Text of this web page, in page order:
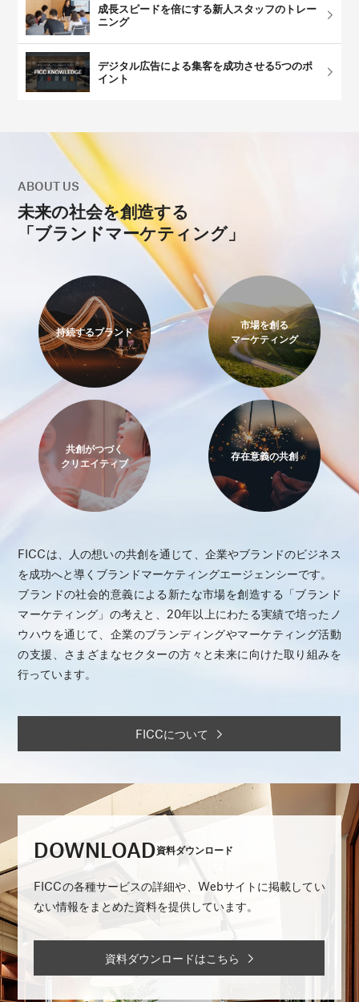
成長スピードを倍にする新人スタッフのトレー
ニング
デジタル広告による集客を成功させる5つのポ
イント
ABOUT US
未来の社会を創造する
「ブランドマーケティング」
持続するブランド
市場を創る
マーケティング
共創がつづく
クリエイティブ
存在意義の共創
FICCは、人の想いの共創を通じて、企業やブランドのビジネス
を成功へと導くブランドマーケティングエージェンシーです。
ブランドの社会的意義による新たな市場を創造する「ブランド
マーケティング」の考えと、20年以上にわたる実績で培ったノ
ウハウを通じて、企業のブランディングやマーケティング活動
の支援、さまざまなセクターの方々と未来に向けた取り組みを
行っています。
FICCについて
DOWNLOAD資料ダウンロード
FICCの各種サービスの詳細や、Webサイトに掲載してい
ない情報をまとめた資料を提供しています。
資料ダウンロードはこちら